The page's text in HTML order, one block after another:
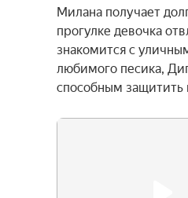
Милана получает
прогулке девочка
знакомится с
любимого песика,
способным защитить